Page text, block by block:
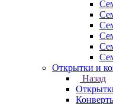
Открытки и
Назад